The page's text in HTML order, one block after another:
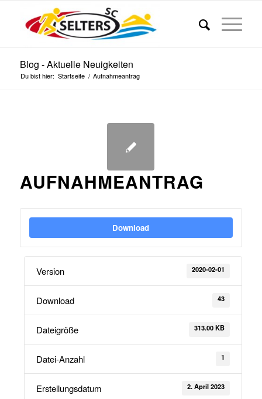
Blog - Aktuelle Neuigkeiten
Du bist hier: Startseite / Aufnahmeantrag
AUFNAHMEANTRAG
Download
Version 2020-02-01
Download 43
Dateigröße 313.00 KB
Datei-Anzahl 1
Erstellungsdatum 2. April 2023